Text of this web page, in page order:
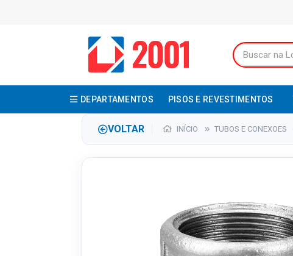
DEPARTAMENTOS PISOS E REVESTIMENTOS
VOLTAR INÍCIO TUBOS E CONEXOES